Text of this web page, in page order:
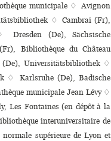
muni­ci­pale ♢ Avignon
♢ Cambrai (Fr),
Dresden (De), Sächsische
Bibliothèque du Château
Universitätsbibliothek ♢
♢ Karlsruhe (De), Badische
muni­ci­pale Jean Lévy ♢
Les Fontaines (en dépôt à la
interuniversitaire de
supé­rieure de Lyon et